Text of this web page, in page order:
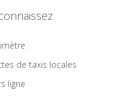
de taxis locales
ligne